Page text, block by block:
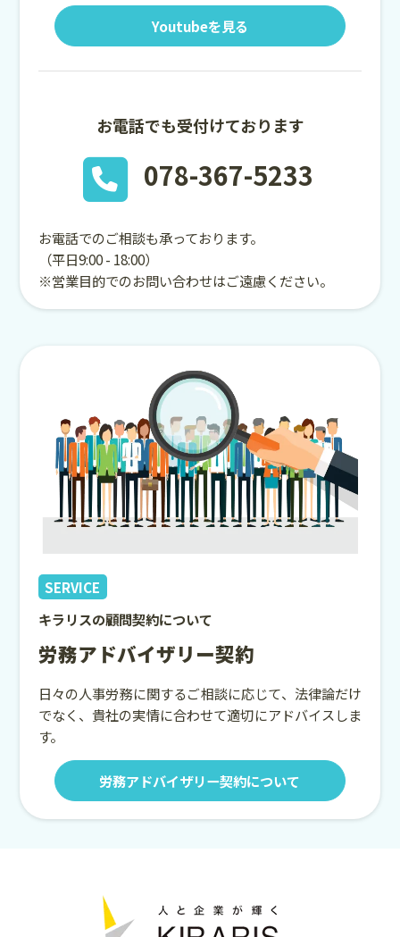
Youtubeを見る
お電話でも受付けております
078-367-5233
お電話でのご相談も承っております。
（平日9:00 - 18:00）
※営業目的でのお問い合わせはご遠慮ください。
SERVICE
キラリスの顧問契約について
労務アドバイザリー契約
日々の人事労務に関するご相談に応じて、法律論だけ
でなく、貴社の実情に合わせて適切にアドバイスしま
す。
労務アドバイザリー契約について